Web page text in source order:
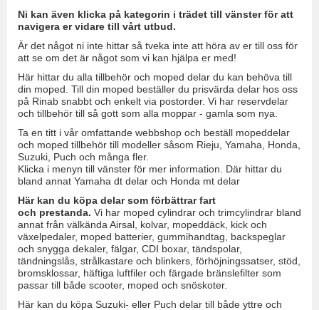
Ni kan även klicka på kategorin i trädet till vänster för att
navigera er vidare till vårt utbud.
Är det något ni inte hittar så tveka inte att höra av er till oss för
att se om det är något som vi kan hjälpa er med!
Här hittar du alla tillbehör och moped delar du kan behöva till
din moped. Till din moped beställer du prisvärda delar hos oss
på Rinab snabbt och enkelt via postorder. Vi har reservdelar
och tillbehör till så gott som alla moppar - gamla som nya.
Ta en titt i vår omfattande webbshop och beställ mopeddelar
och moped tillbehör till modeller såsom Rieju, Yamaha, Honda,
Suzuki, Puch och många fler.
Klicka i menyn till vänster för mer information. Där hittar du
bland annat Yamaha dt delar och Honda mt delar
Här kan du köpa delar som förbättrar fart
och prestanda. Vi har moped cylindrar och trimcylindrar bland
annat från välkända Airsal, kolvar, mopeddäck, kick och
växelpedaler, moped batterier, gummihandtag, backspeglar
och snygga dekaler, fälgar, CDI boxar, tändspolar,
tändningslås, strålkastare och blinkers, förhöjningssatser, stöd,
bromsklossar, häftiga luftfiler och färgade bränslefilter som
passar till både scooter, moped och snöskoter.
Här kan du köpa Suzuki- eller Puch delar till både yttre och